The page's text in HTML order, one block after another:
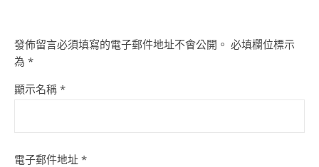
發佈留言必須填寫的電子郵件地址不會公開。 必填欄位標示
為 *
顯示名稱 *
電子郵件地址 *